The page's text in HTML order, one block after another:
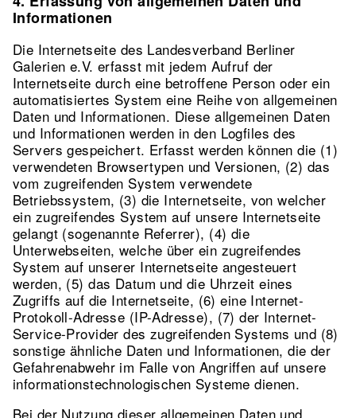
Informationen
Die Internetseite des Landesverband Berliner
Galerien e.V. erfasst mit jedem Aufruf der
Internetseite durch eine betroffene Person oder ein
automatisiertes System eine Reihe von allgemeinen
Daten und Informationen. Diese allgemeinen Daten
und Informationen werden in den Logfiles des
Servers gespeichert. Erfasst werden können die (1)
verwendeten Browsertypen und Versionen, (2) das
vom zugreifenden System verwendete
Betriebssystem, (3) die Internetseite, von welcher
ein zugreifendes System auf unsere Internetseite
gelangt (sogenannte Referrer), (4) die
Unterwebseiten, welche über ein zugreifendes
System auf unserer Internetseite angesteuert
werden, (5) das Datum und die Uhrzeit eines
Zugriffs auf die Internetseite, (6) eine Internet-
Protokoll-Adresse (IP-Adresse), (7) der Internet-
Service-Provider des zugreifenden Systems und (8)
sonstige ähnliche Daten und Informationen, die der
Gefahrenabwehr im Falle von Angriffen auf unsere
informationstechnologischen Systeme dienen.
Bei der Nutzung dieser allgemeinen Daten und